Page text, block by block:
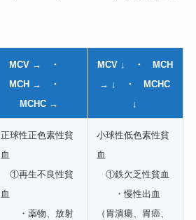
MCV → ・
MCH → ・
MCHC →
MCV ↓ ・ MCH
→ ↓ ・ MCHC
↓
正球性正色素性貧
血
①再生不良性貧
血
・薬物、放射
小球性低色素性貧
血
①鉄欠乏性貧血
・慢性出血
（胃潰瘍、胃癌、